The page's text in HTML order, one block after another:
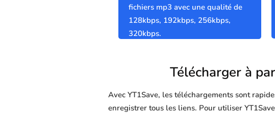
fichiers mp3 avec une qualité de
128kbps, 192kbps, 256kbps,
320kbps.
Télécharger à
Avec YT1Save, les téléchargements sont
enregistrer tous les liens. Pour utiliser